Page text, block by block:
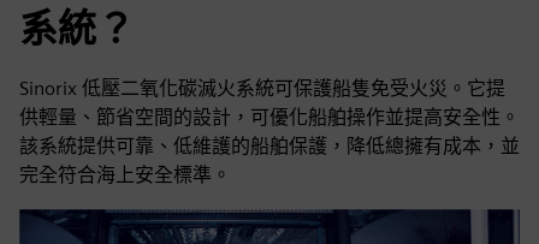
系統？
Sinorix 低壓二氧化碳滅火系統可保護船隻免受火災。它提
供輕量、節省空間的設計，可優化船舶操作並提高安全性。
該系統提供可靠、低維護的船舶保護，降低總擁有成本，並
完全符合海上安全標準。